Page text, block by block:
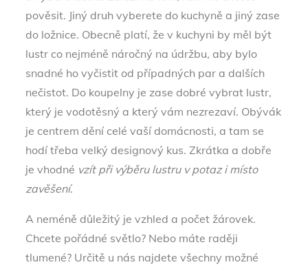
pověsit. Jiný druh vyberete do kuchyně a jiný zase
do ložnice. Obecně platí, že v kuchyni by měl být
lustr co nejméně náročný na údržbu, aby bylo
snadné ho vyčistit od případných par a dalších
nečistot. Do koupelny je zase dobré vybrat lustr,
který je vodotěsný a který vám nezrezaví. Obývák
je centrem dění celé vaší domácnosti, a tam se
hodí třeba velký designový kus. Zkrátka a dobře
je vhodné vzít při výběru lustru v potaz i místo
zavěšení.
A neméně důležitý je vzhled a počet žárovek.
Chcete pořádné světlo? Nebo máte raději
tlumené? Určitě u nás najdete všechny možné